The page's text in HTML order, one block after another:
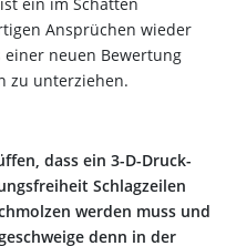
Ansprüchen wieder
neuen Bewertung
zu unterziehen.
dass ein 3-D-Druck-
Schlagzeilen
werden muss und
denn in der